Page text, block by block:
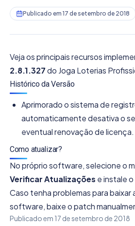
Publicado em 17 de setembro de 2018
Veja os principais recursos
2.8.1.327do Joga Loterias
Histórico da Versão
Aprimorado o sistema de
automaticamente desativa o
eventual renovação de licença.
Como atualizar?
No próprio software, selecione o
Verificar Atualizações e instale
Caso tenha problemas para baixar
software, baixe o patch
Publicado em 17 de setembro de 2018